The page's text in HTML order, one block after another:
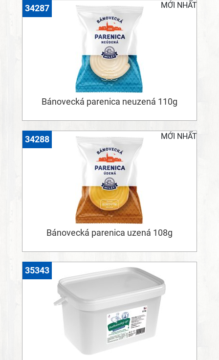
MỚI NHẤT
Bánovecká parenica neuzená 110g
34287
MỚI NHẤT
Bánovecká parenica uzená 108g
34288
35343